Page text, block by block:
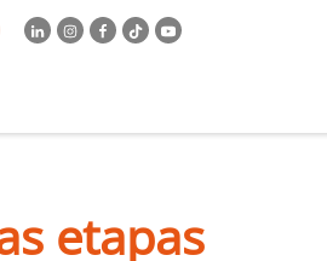
etapas